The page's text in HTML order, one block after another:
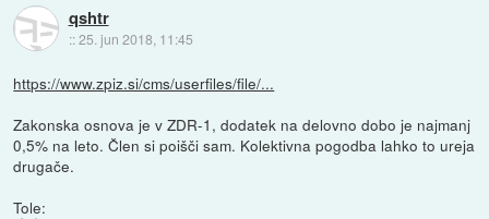
qshtr
::25. jun 2018, 11:45
https://www.zpiz.si/cms/userfiles/file/...
Zakonska osnova je v ZDR-1, dodatek na delovno dobo je najmanj
0,5% na leto. Člen si poišči sam. Kolektivna pogodba lahko to ureja
drugače.
Tole: